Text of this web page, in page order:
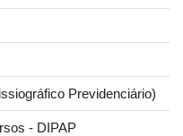
Previdenciário)
- DIPAP